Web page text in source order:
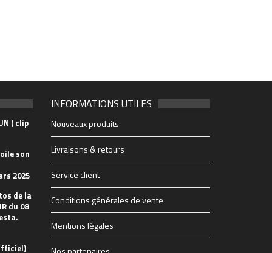
( clip
son
2025
de la
du 08
INFORMATIONS UTILES
Nouveaux produits
Livraisons & retours
Service client
Conditions générales de vente
Mentions légales